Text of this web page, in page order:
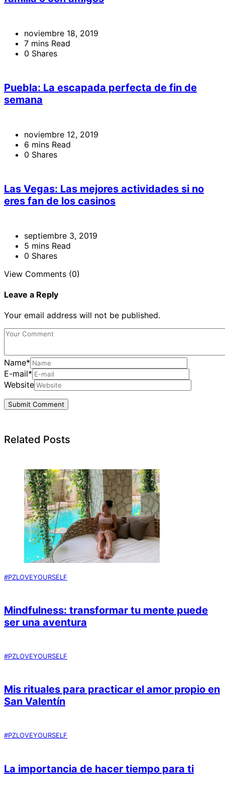
noviembre 18, 2019
7 mins Read
0 Shares
Puebla: La escapada perfecta de fin de
semana
noviembre 12, 2019
6 mins Read
0 Shares
Las Vegas: Las mejores actividades si no
eres fan de los casinos
septiembre 3, 2019
5 mins Read
0 Shares
View Comments (0)
Leave a Reply
Your email address will not be published.
Name*
E-mail*
Website
Related Posts
#PZLOVEYOURSELF
Mindfulness: transformar tu mente puede
ser una aventura
#PZLOVEYOURSELF
Mis rituales para practicar el amor propio en
San Valentín
#PZLOVEYOURSELF
La importancia de hacer tiempo para ti